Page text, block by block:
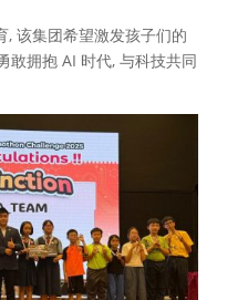
, 该集团希望激发孩子们的
敢拥抱 AI 时代, 与科技共同